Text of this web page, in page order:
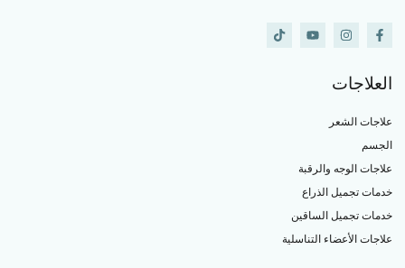
العلاجات
علاجات الشعر
الجسم
علاجات الوجه والرقبة
خدمات تجميل الذراع
خدمات تجميل الساقين
علاجات الأعضاء التناسلية